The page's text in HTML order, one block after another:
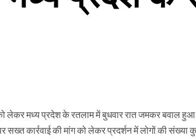
लेकर मध्य प्रदेश के रतलाम में बुधवार रात जमकर बवाल
सख्त कार्रवाई की मांग को लेकर प्रदर्शन में लोगों की